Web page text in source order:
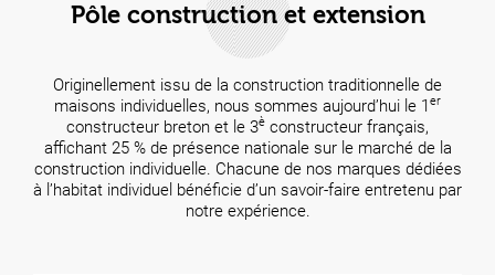
Pôle construction et extension
Originellement issu de la construction traditionnelle de
maisons individuelles, nous sommes aujourd’hui le 1 er
constructeur breton et le 3è constructeur français,
affichant 25 % de présence nationale sur le marché de la
construction individuelle. Chacune de nos marques dédiées
à l’habitat individuel bénéficie d’un savoir-faire entretenu par
notre expérience.